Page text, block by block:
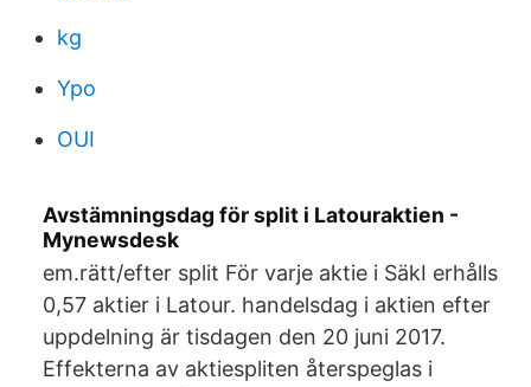
kg
Ypo
OUI
Avstämningsdag för split i Latouraktien -
Mynewsdesk
em.rätt/efter split För varje aktie i SäkI erhålls
0,57 aktier i Latour. handelsdag i aktien efter
uppdelning är tisdagen den 20 juni 2017.
Effekterna av aktiespliten återspeglas i